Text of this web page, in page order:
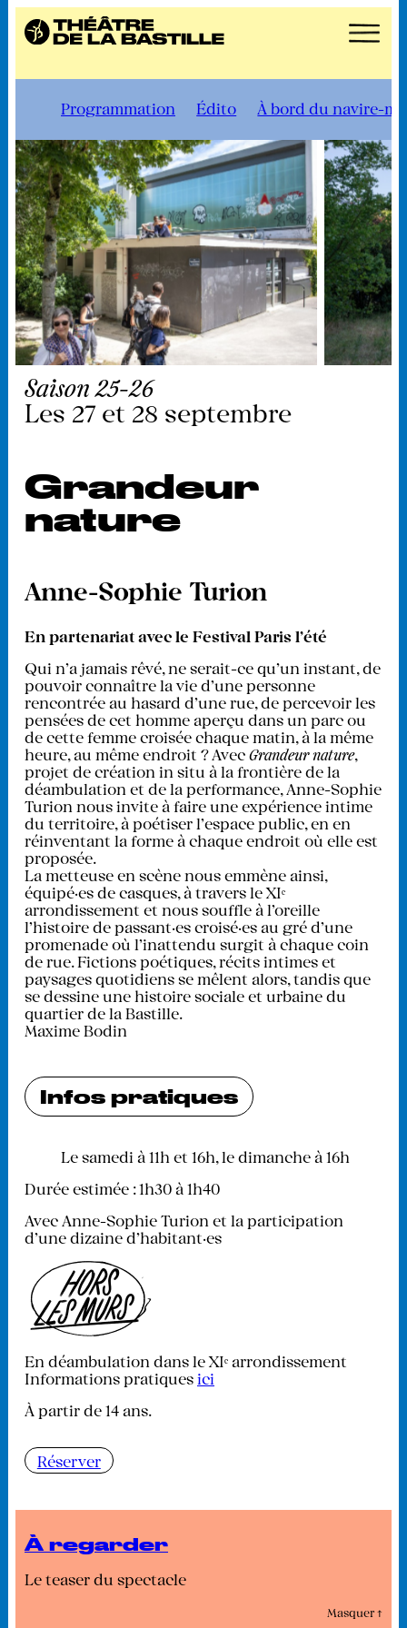
Programmation Édito À bord du navire-
Saison 25-26
Les 27 et 28 septembre
Grandeur
nature
Anne-Sophie Turion
En partenariat avec le Festival Paris l'été
Qui n'a jamais rêvé, ne serait-ce qu'un instant, de
pouvoir connaître la vie d’une personne
rencontrée au hasard d'une rue, de percevoir les
pensées de cet homme aperçu dans un parc ou
de cette femme croisée chaque matin, à la même
heure, au même endroit ? Avec Grandeur nature,
projet de création in situ à la frontière de la
déambulation et de la performance, Anne-Sophie
Turion nous invite à faire une expérience intime
du territoire, à poétiser l’espace public, en en
réinventant la forme à chaque endroit où elle est
proposée.
La metteuse en scène nous emmène ainsi,
équipé·es de casques, à travers le XIᵉ
arrondissement et nous souffle à l’oreille
l’histoire de passant·es croisé·es au gré d’une
promenade où l’inattendu surgit à chaque coin
de rue. Fictions poétiques, récits intimes et
paysages quotidiens se mêlent alors, tandis que
se dessine une histoire sociale et urbaine du
quartier de la Bastille.
Maxime Bodin
Infos pratiques
Le samedi à 11h et 16h, le dimanche à 16h
Durée estimée : 1h30 à 1h40
Avec Anne-Sophie Turion et la participation
d'une dizaine d'habitant·es
En déambulation dans le XIᵉ arrondissement
Informations pratiques ici
À partir de 14 ans.
Réserver
À regarder
Le teaser du spectacle
Masquer ↑